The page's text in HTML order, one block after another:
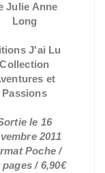
Julie Anne
Long
J'ai Lu
Collection
et
Passions
le 16
2011
Poche /
pages / 6,90€